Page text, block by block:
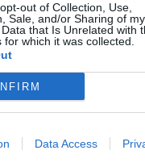
out of Collection, Use,
Sale, and/or Sharing of my
that Is Unrelated with
for which it was collected.
Data Access